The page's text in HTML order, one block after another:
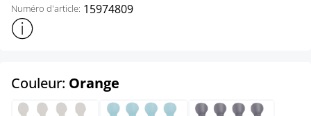
Numéro d'article: 15974809
Afficher plus d'informations sur le produit
Couleur: Orange